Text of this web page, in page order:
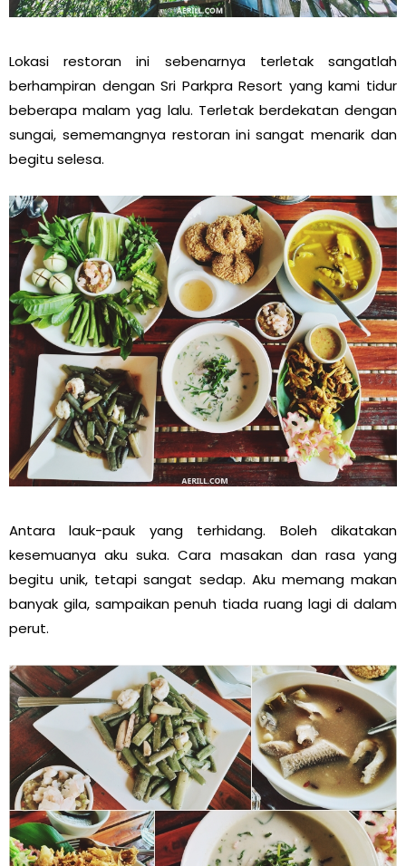
Lokasi restoran ini sebenarnya terletak sangatlah
berhampiran dengan Sri Parkpra Resort yang kami tidur
beberapa malam yag lalu. Terletak berdekatan dengan
sungai, sememangnya restoran ini sangat menarik dan
begitu selesa.
Antara lauk-pauk yang terhidang. Boleh dikatakan
kesemuanya aku suka. Cara masakan dan rasa yang
begitu unik, tetapi sangat sedap. Aku memang makan
banyak gila, sampaikan penuh tiada ruang lagi di dalam
perut.